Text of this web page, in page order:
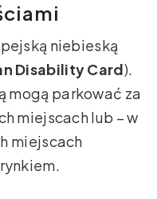
niebieską
Disability Card).
mogą parkować za
miejscach lub – w
miejscach